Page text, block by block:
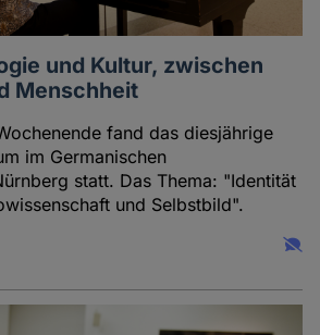
und Kultur, zwischen
Menschheit
fand das diesjährige
im Germanischen
statt. Das Thema: "Identität
und Selbstbild".